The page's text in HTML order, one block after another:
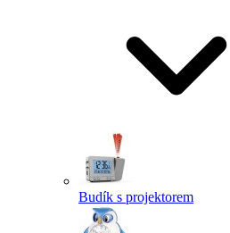
Budík s projektorem